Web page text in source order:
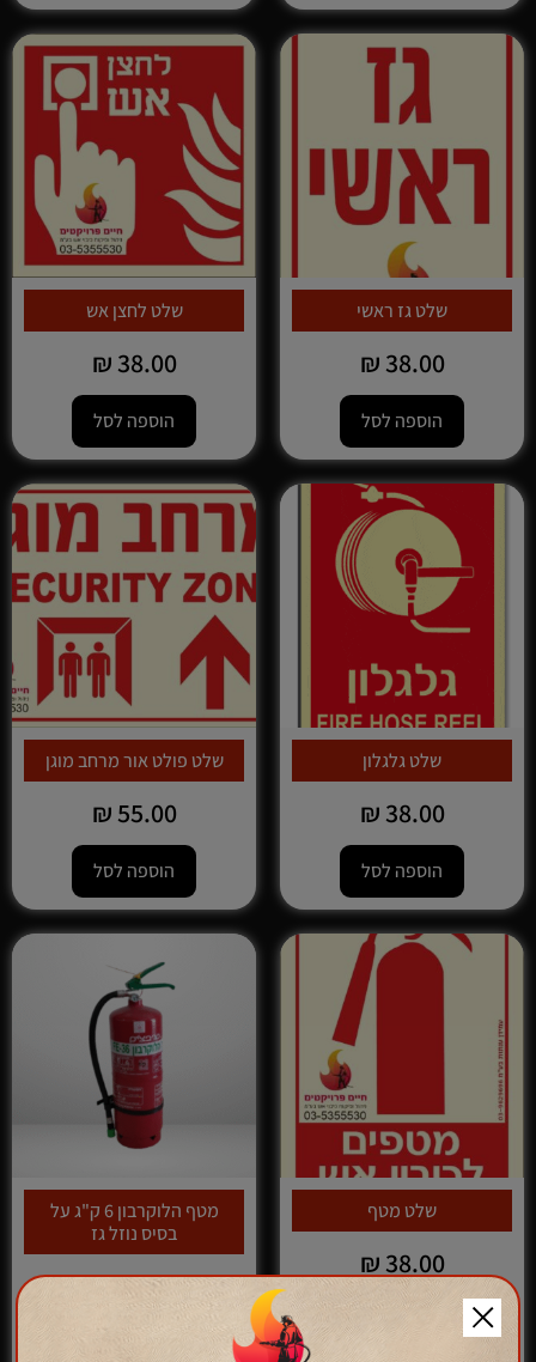
שלט גז ראשי
38.00
₪
הוספה לסל
שלט לחצן אש
38.00
₪
הוספה לסל
שלט גלגלון
38.00
₪
הוספה לסל
שלט פולט אור מרחב מוגן
55.00
₪
הוספה לסל
שלט מטף
38.00
₪
מטף הלוקרבון 6 ק"ג על
בסיס נוזל גז
840.00
₪
ומחשבים